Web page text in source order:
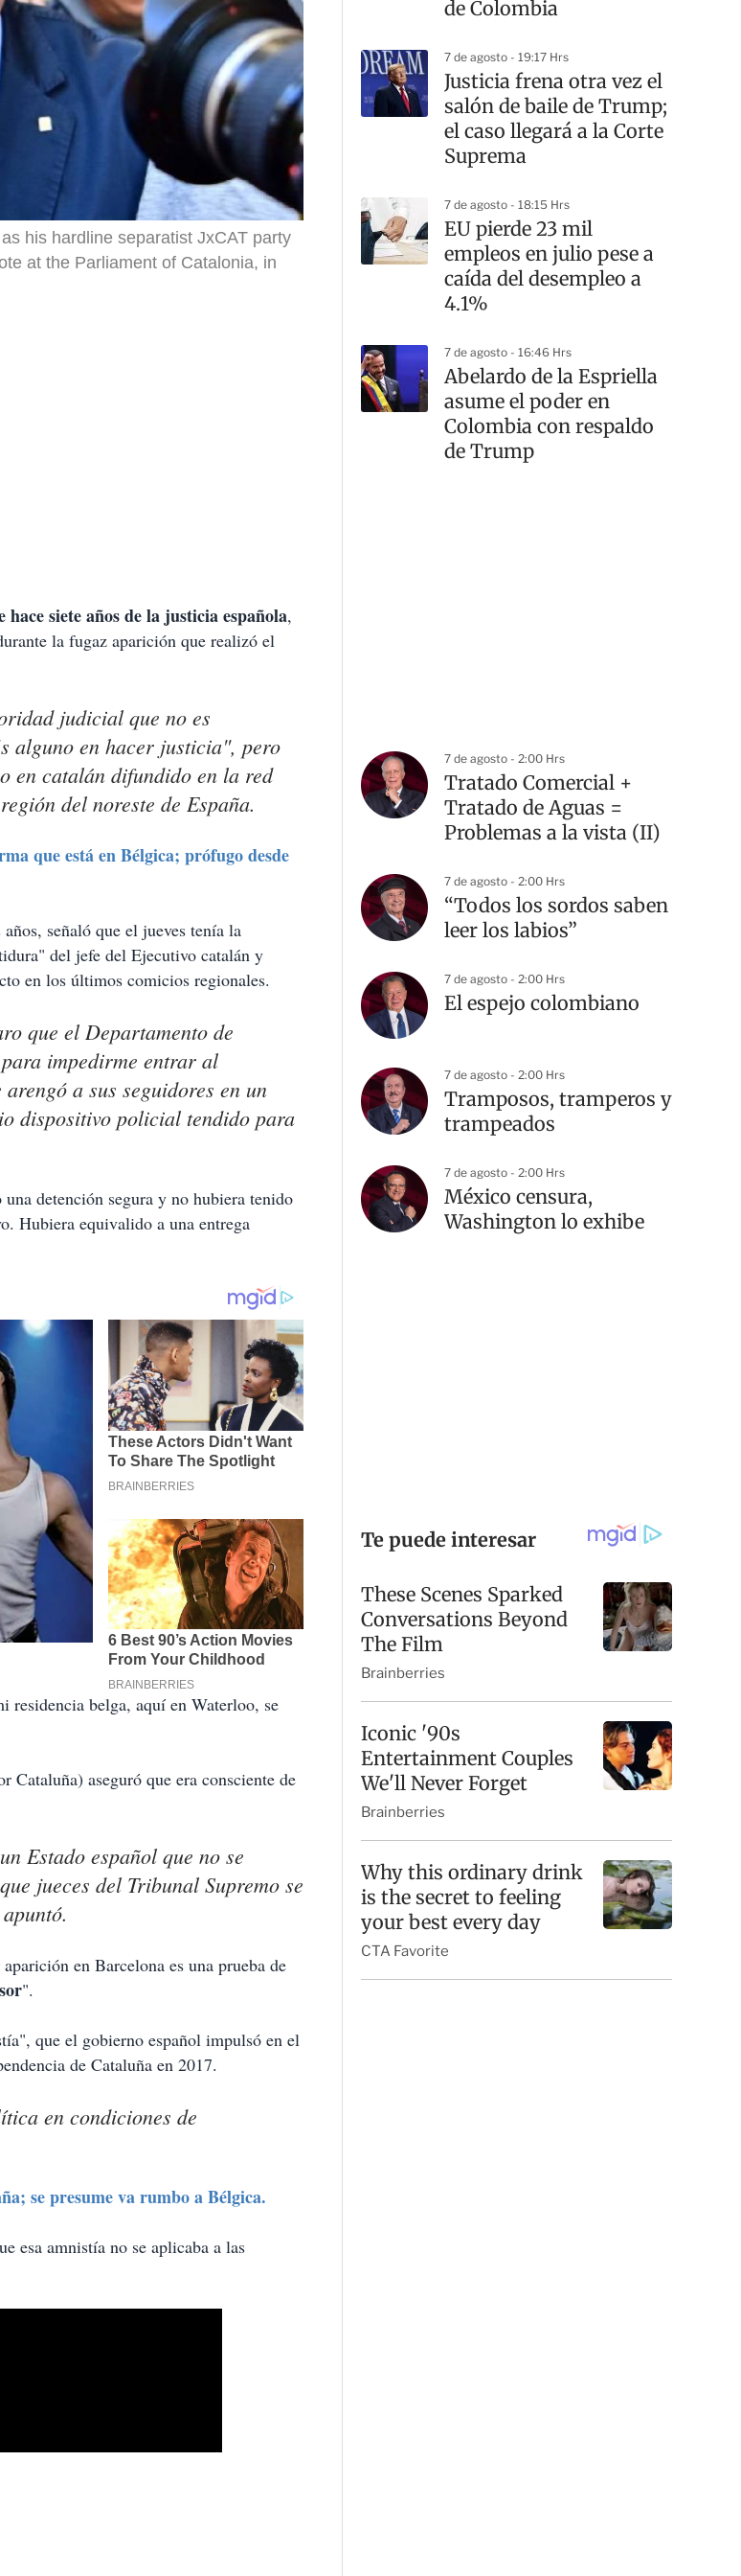
his hardline separatist JxCAT party
at the Parliament of Catalonia, in
hace siete años de la justicia española,
la fugaz aparición que realizó el
judicial que no es
alguno en hacer justicia", pero
en catalán difundido en la red
del noreste de España.
que está en Bélgica; prófugo desde
señaló que el jueves tenía la
del jefe del Ejecutivo catalán y
en los últimos comicios regionales.
que el Departamento de
impedirme entrar al
a sus seguidores en un
dispositivo policial tendido para
detención segura y no hubiera tenido
Hubiera equivalido a una entrega
residencia belga, aquí en Waterloo, se
Cataluña) aseguró que era consciente de
Estado español que no se
jueces del Tribunal Supremo se
en Barcelona es una prueba de
".
que el gobierno español impulsó en el
de Cataluña en 2017.
en condiciones de
se presume va rumbo a Bélgica.
esa amnistía no se aplicaba a las
de Colombia
7 de agosto - 19:17 Hrs
Justicia frena otra vez el
salón de baile de Trump;
el caso llegará a la Corte
Suprema
7 de agosto - 18:15 Hrs
EU pierde 23 mil
empleos en julio pese a
caída del desempleo a
4.1%
7 de agosto - 16:46 Hrs
Abelardo de la Espriella
asume el poder en
Colombia con respaldo
de Trump
7 de agosto - 2:00 Hrs
Tratado Comercial +
Tratado de Aguas =
Problemas a la vista (II)
7 de agosto - 2:00 Hrs
“Todos los sordos saben
leer los labios”
7 de agosto - 2:00 Hrs
El espejo colombiano
7 de agosto - 2:00 Hrs
Tramposos, tramperos y
trampeados
7 de agosto - 2:00 Hrs
México censura,
Washington lo exhibe